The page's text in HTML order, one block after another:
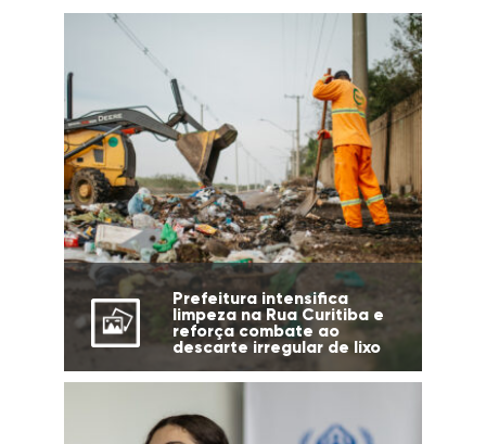
Prefeitura intensifica
limpeza na Rua Curitiba e
reforça combate ao
descarte irregular de lixo